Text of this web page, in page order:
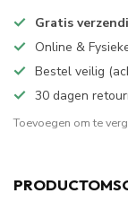
Gratis
Online &
Bestel veilig
30 dagen
Toevoegen om te